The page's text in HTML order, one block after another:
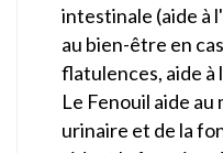
intestinale (aide à
au bien-être en
flatulences, aide à
Le Fenouil aide au
urinaire et de la